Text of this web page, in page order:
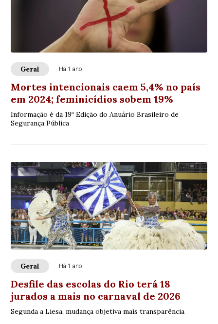
Geral Há 1 ano
Mortes intencionais caem 5,4% no país
em 2024; feminicídios sobem 19%
Informação é da 19ª Edição do Anuário Brasileiro de
Segurança Pública
Geral Há 1 ano
Desfile das escolas do Rio terá 18
jurados a mais no carnaval de 2026
Segunda a Liesa, mudança objetiva mais transparência